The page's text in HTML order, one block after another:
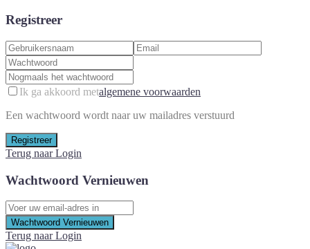
Registreer
Ik ga akkoord metalgemene voorwaarden
Een wachtwoord wordt naar uw mailadres verstuurd
Registreer
Terug naar Login
Wachtwoord Vernieuwen
Wachtwoord Vernieuwen
Terug naar Login